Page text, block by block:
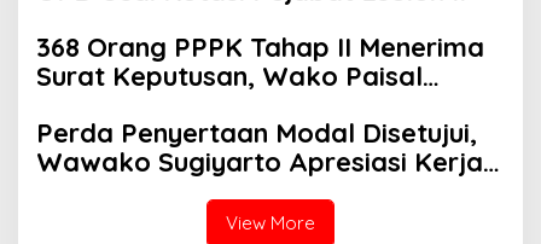
368 Orang PPPK Tahap II Menerima
Surat Keputusan, Wako Paisal
Masyarakat Kota Dumai
Perda Penyertaan Modal Disetujui,
Wawako Sugiyarto Apresiasi Kerja
View More